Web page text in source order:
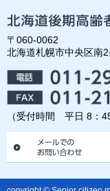
〒060-0062
北海道札幌市中央区南
（受付時間 平日 8：